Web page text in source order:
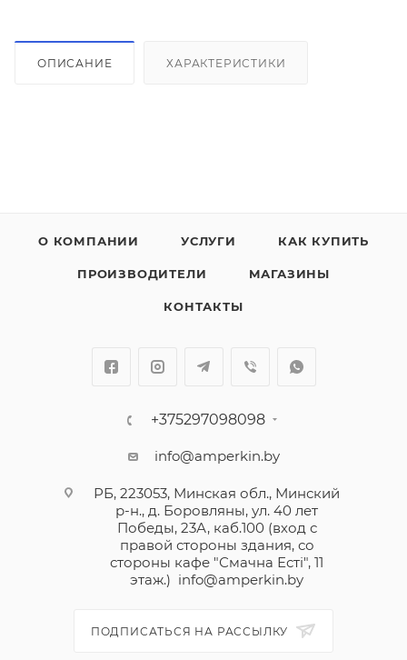
ОПИСАНИЕ ХАРАКТЕРИСТИКИ
О КОМПАНИИ УСЛУГИ КАК КУПИТЬ
ПРОИЗВОДИТЕЛИ МАГАЗИНЫ
КОНТАКТЫ
+375297098098
info@amperkin.by
РБ, 223053, Минская обл., Минский
р-н., д. Боровляны, ул. 40 лет
Победы, 23А, каб.100 (вход с
правой стороны здания, со
стороны кафе "Смачна Естi", 11
этаж.) info@amperkin.by
ПОДПИСАТЬСЯ НА РАССЫЛКУ